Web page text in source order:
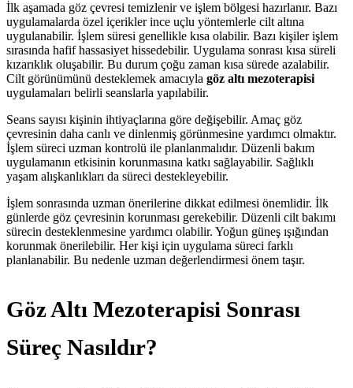
İlk aşamada göz çevresi temizlenir ve işlem bölgesi hazırlanır. Bazı
uygulamalarda özel içerikler ince uçlu yöntemlerle cilt altına
uygulanabilir. İşlem süresi genellikle kısa olabilir. Bazı kişiler işlem
sırasında hafif hassasiyet hissedebilir. Uygulama sonrası kısa süreli
kızarıklık oluşabilir. Bu durum çoğu zaman kısa sürede azalabilir.
Cilt görünümünü desteklemek amacıyla göz altı mezoterapisi
uygulamaları belirli seanslarla yapılabilir.
Seans sayısı kişinin ihtiyaçlarına göre değişebilir. Amaç göz
çevresinin daha canlı ve dinlenmiş görünmesine yardımcı olmaktır.
İşlem süreci uzman kontrolü ile planlanmalıdır. Düzenli bakım
uygulamanın etkisinin korunmasına katkı sağlayabilir. Sağlıklı
yaşam alışkanlıkları da süreci destekleyebilir.
İşlem sonrasında uzman önerilerine dikkat edilmesi önemlidir. İlk
günlerde göz çevresinin korunması gerekebilir. Düzenli cilt bakımı
sürecin desteklenmesine yardımcı olabilir. Yoğun güneş ışığından
korunmak önerilebilir. Her kişi için uygulama süreci farklı
planlanabilir. Bu nedenle uzman değerlendirmesi önem taşır.
Göz Altı Mezoterapisi Sonrası
Süreç Nasıldır?